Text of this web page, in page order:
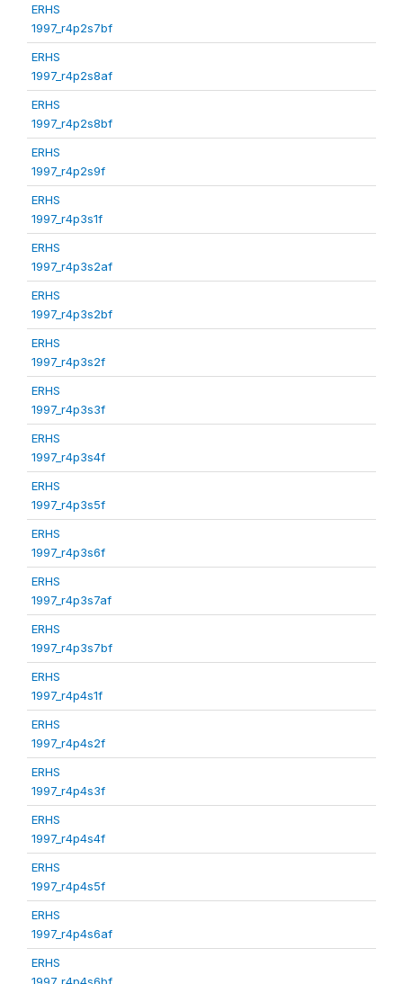
ERHS
1997_r4p2s7bf
ERHS
1997_r4p2s8af
ERHS
1997_r4p2s8bf
ERHS
1997_r4p2s9f
ERHS
1997_r4p3s1f
ERHS
1997_r4p3s2af
ERHS
1997_r4p3s2bf
ERHS
1997_r4p3s2f
ERHS
1997_r4p3s3f
ERHS
1997_r4p3s4f
ERHS
1997_r4p3s5f
ERHS
1997_r4p3s6f
ERHS
1997_r4p3s7af
ERHS
1997_r4p3s7bf
ERHS
1997_r4p4s1f
ERHS
1997_r4p4s2f
ERHS
1997_r4p4s3f
ERHS
1997_r4p4s4f
ERHS
1997_r4p4s5f
ERHS
1997_r4p4s6af
ERHS
1997_r4p4s6bf